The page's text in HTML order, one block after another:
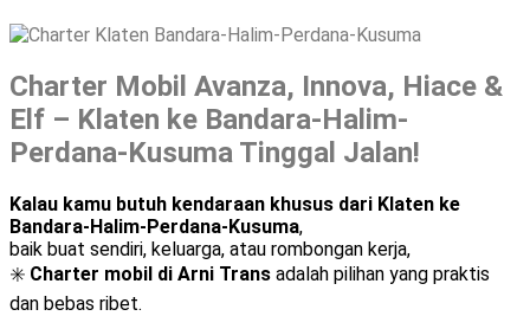
Charter Mobil Avanza, Innova, Hiace &
Elf – Klaten ke Bandara-Halim-
Perdana-Kusuma Tinggal Jalan!
Kalau kamu butuh kendaraan khusus dari Klaten ke
Bandara-Halim-Perdana-Kusuma,
baik buat sendiri, keluarga, atau rombongan kerja,
✳️ Charter mobil di Arni Trans adalah pilihan yang praktis
dan bebas ribet.